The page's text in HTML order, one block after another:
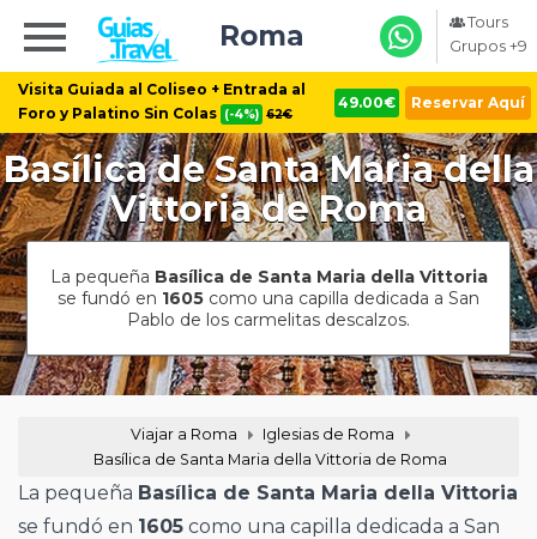
Visita Guiada al Coliseo + Entrada al
Foro y Palatino Sin Colas (-4%) 62€
49.00€ Reservar Aquí
Roma
Tours
Grupos +9
Basílica de Santa Maria della
Vittoria de Roma
La pequeña Basílica de Santa Maria della Vittoria
se fundó en 1605 como una capilla dedicada a San
Pablo de los carmelitas descalzos.
Viajar a Roma
Iglesias de Roma
Basílica de Santa Maria della Vittoria de Roma
La pequeña Basílica de Santa Maria della Vittoria
se fundó en 1605 como una capilla dedicada a San